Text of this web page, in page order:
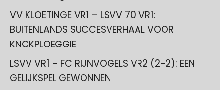
VV KLOETINGE VR1 – LSVV 70 VR1:
BUITENLANDS SUCCESVERHAAL VOOR
KNOKPLOEGGIE
LSVV VR1 – FC RIJNVOGELS VR2 (2-2): EEN
GELIJKSPEL GEWONNEN